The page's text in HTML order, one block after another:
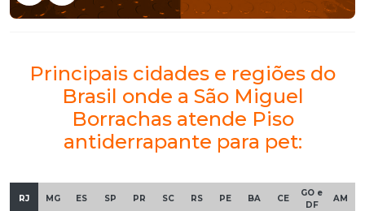
Principais cidades e regiões do
Brasil onde a São Miguel
Borrachas atende Piso
antiderrapante para pet:
RJ MG ES SP PR SC RS PE BA CE
GO e
DF
AM